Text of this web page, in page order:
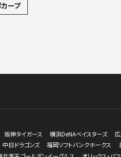
ープ
阪神タイガース 横浜DeNAベイスターズ
中日ドラゴンズ 福岡ソフトバンクホークス